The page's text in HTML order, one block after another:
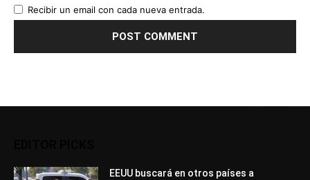
Recibir un email con cada nueva entrada.
EEUU buscará en otros países a